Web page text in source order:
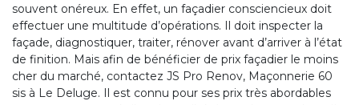
souvent onéreux. En effet, un façadier consciencieux doit
effectuer une multitude d’opérations. Il doit inspecter la
façade, diagnostiquer, traiter, rénover avant d’arriver à l’état
de finition. Mais afin de bénéficier de prix façadier le moins
cher du marché, contactez JS Pro Renov, Maçonnerie 60
sis à Le Deluge. Il est connu pour ses prix très abordables